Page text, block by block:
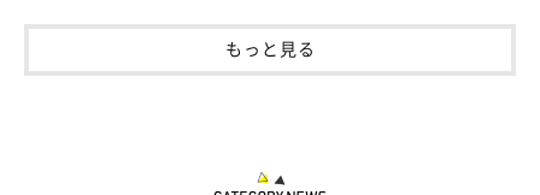
かでのんびり屋なハクくんは困惑している様子だったそう。
もっと見る